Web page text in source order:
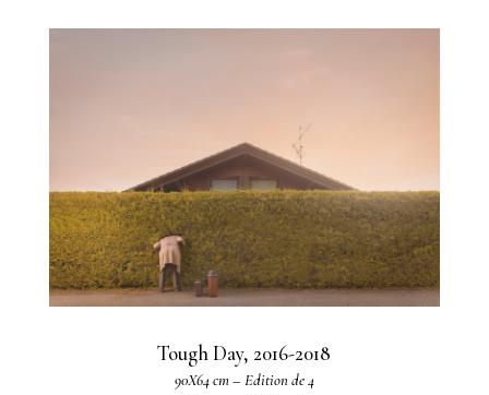
Tough Day, 2016-2018
90X64 cm – Edition de 4